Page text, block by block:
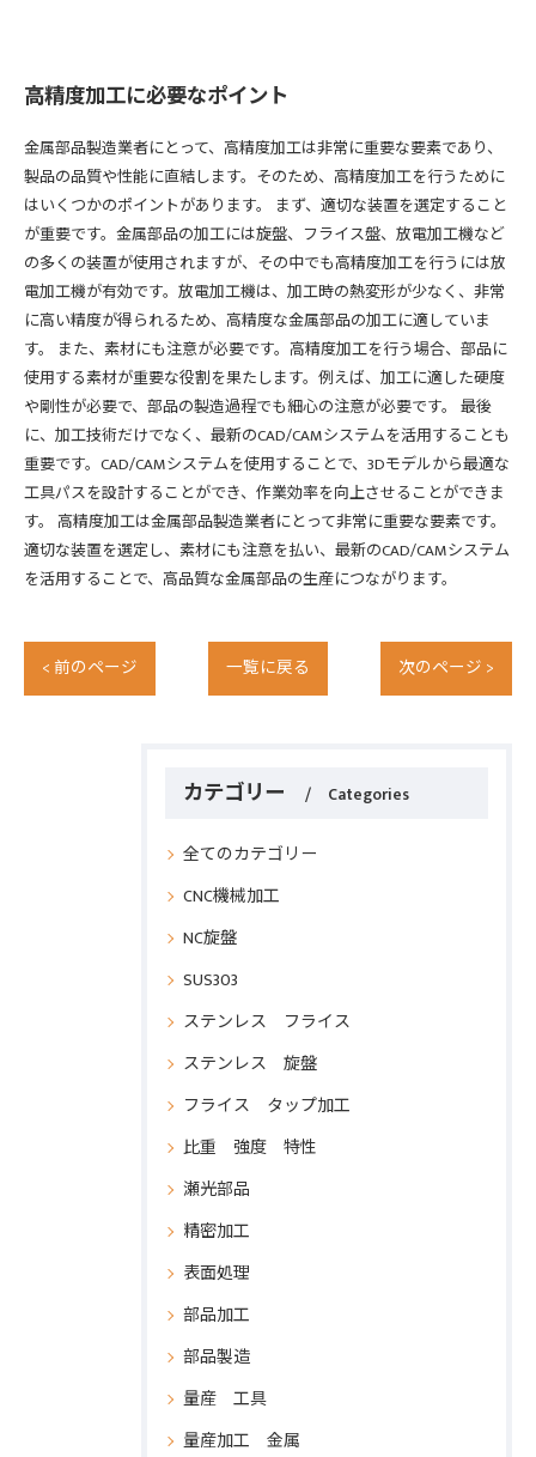
高精度加工に必要なポイント
金属部品製造業者にとって、高精度加工は非常に重要な要素であり、
製品の品質や性能に直結します。そのため、高精度加工を行うために
はいくつかのポイントがあります。 まず、適切な装置を選定すること
が重要です。金属部品の加工には旋盤、フライス盤、放電加工機など
の多くの装置が使用されますが、その中でも高精度加工を行うには放
電加工機が有効です。放電加工機は、加工時の熱変形が少なく、非常
に高い精度が得られるため、高精度な金属部品の加工に適していま
す。 また、素材にも注意が必要です。高精度加工を行う場合、部品に
使用する素材が重要な役割を果たします。例えば、加工に適した硬度
や剛性が必要で、部品の製造過程でも細心の注意が必要です。 最後
に、加工技術だけでなく、最新のCAD/CAMシステムを活用することも
重要です。CAD/CAMシステムを使用することで、3Dモデルから最適な
工具パスを設計することができ、作業効率を向上させることができま
す。 高精度加工は金属部品製造業者にとって非常に重要な要素です。
適切な装置を選定し、素材にも注意を払い、最新のCAD/CAMシステム
を活用することで、高品質な金属部品の生産につながります。
< 前のページ 一覧に戻る 次のページ >
カテゴリー Categories
全てのカテゴリー
CNC機械加工
NC旋盤
SUS303
ステンレス フライス
ステンレス 旋盤
フライス タップ加工
比重 強度 特性
瀬光部品
精密加工
表面処理
部品加工
部品製造
量産 工具
量産加工 金属